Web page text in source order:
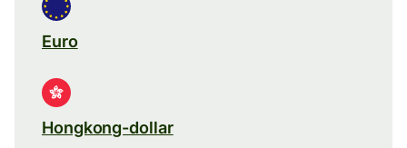
Euro
Hongkong-dollar